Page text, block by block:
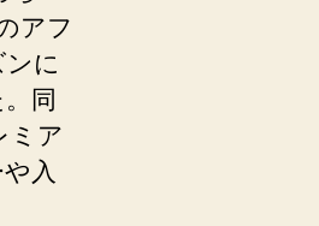
アフ
に
同
ミア
入